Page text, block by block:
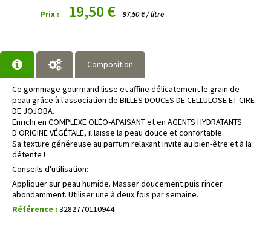
Prix : 19,50 € 97,50 € / litre
Composition
Ce gommage gourmand lisse et affine délicatement le grain de
peau grâce à l'association de BILLES DOUCES DE CELLULOSE ET CIRE
DE JOJOBA.
Enrichi en COMPLEXE OLÉO-APAISANT et en AGENTS HYDRATANTS
D'ORIGINE VÉGÉTALE, il laisse la peau douce et confortable.
Sa texture généreuse au parfum relaxant invite au bien-être et à la
détente !
Conseils d'utilisation:
Appliquer sur peau humide. Masser doucement puis rincer
abondamment. Utiliser une à deux fois par semaine.
Référence : 3282770110944